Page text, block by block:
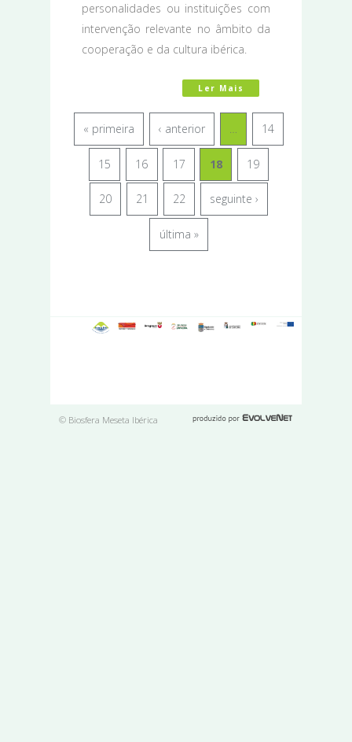
personalidades ou instituições com
intervenção relevante no âmbito da
cooperação e da cultura ibérica.
Ler Mais
« primeira ‹ anterior 14
15 16 17 18 19
20 21 22 seguinte ›
última »
© Biosfera Meseta Ibérica